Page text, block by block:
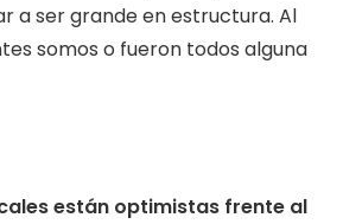
a ser grande en estructura. Al
somos o fueron todos alguna
están optimistas frente al